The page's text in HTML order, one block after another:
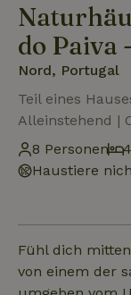
do Paiva
Nord, Portugal
Teil eines
Alleinstehend |
8 Personen
Haustiere
Fühl dich
von einem der